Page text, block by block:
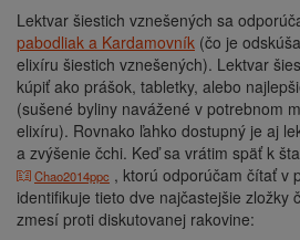
Lektvar šiestich vznešených sa
pabodliak a Kardamovník (čo je
elixíru šiestich vznešených). Lektvar
kúpiť ako prášok, tabletky, alebo
(sušené byliny navážené v potrebnom
elixíru). Rovnako ľahko dostupný je aj
a zvýšenie čchi. Keď sa vrátim späť k
Chao2014ppc , ktorú odporúčam čítať v
identifikuje tieto dve najčastejšie zložky
zmesí proti diskutovanej rakovine: